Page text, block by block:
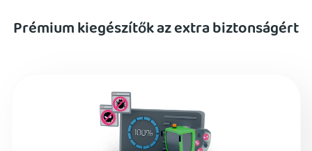
Prémium kiegészítők az extra biztonságért